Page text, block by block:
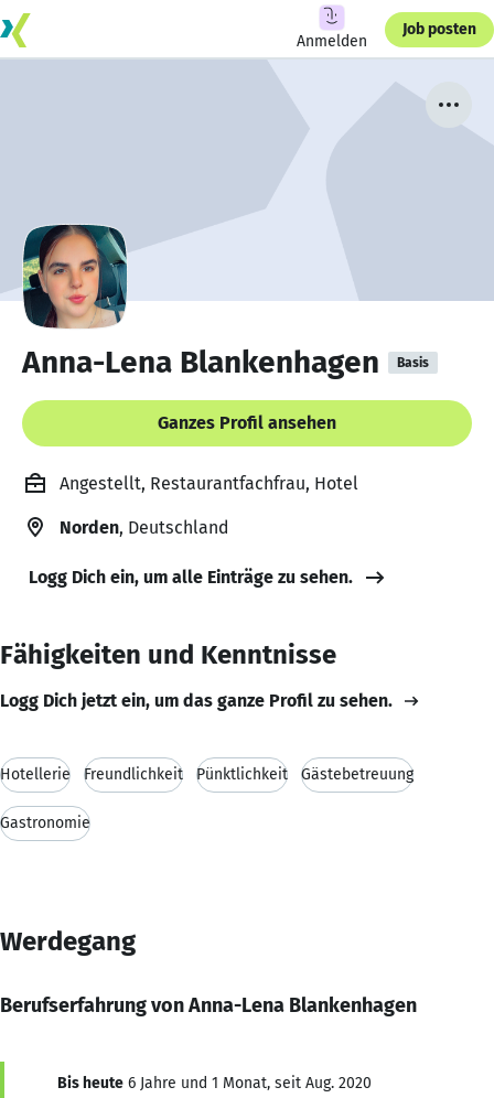
Anmelden
Job posten
Anna-Lena Blankenhagen Basis
Ganzes Profil ansehen
Angestellt, Restaurantfachfrau, Hotel
Norden, Deutschland
Logg Dich ein, um alle Einträge zu sehen.
Fähigkeiten und Kenntnisse
Logg Dich jetzt ein, um das ganze Profil zu sehen.
Hotellerie Freundlichkeit Pünktlichkeit Gästebetreuung
Gastronomie
Werdegang
Berufserfahrung von Anna-Lena Blankenhagen
Bis heute 6 Jahre und 1 Monat, seit Aug. 2020